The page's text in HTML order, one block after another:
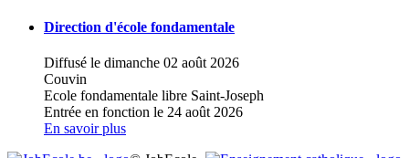
Direction d'école fondamentale
Diffusé le dimanche 02 août 2026
Couvin
Ecole fondamentale libre Saint-Joseph
Entrée en fonction le 24 août 2026
En savoir plus